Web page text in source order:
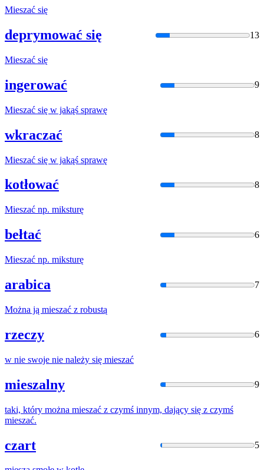
Mieszać się
deprymować się 13
Mieszać się
ingerować 9
Mieszać się w jakąś sprawę
wkraczać 8
Mieszać się w jakąś sprawę
kotłować 8
Mieszać np. miksturę
bełtać 6
Mieszać np. miksturę
arabica 7
Można ją mieszać z robustą
rzeczy 6
w nie swoje nie należy się mieszać
mieszalny 9
taki, który można mieszać z czymś innym, dający się z czymś
mieszać.
czart 5